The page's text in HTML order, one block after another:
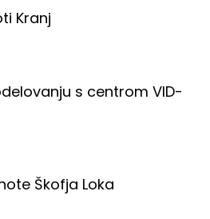
Kranj
s centrom VID-
Škofja Loka